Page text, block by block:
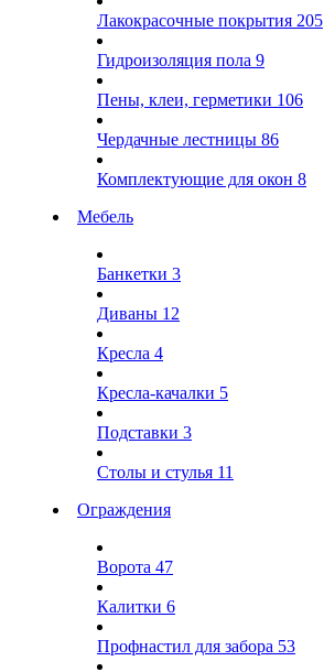
Лакокрасочные покрытия 205
Гидроизоляция пола 9
Пены, клеи, герметики 106
Чердачные лестницы 86
Комплектующие для окон 8
Мебель
Банкетки 3
Диваны 12
Кресла 4
Кресла-качалки 5
Подставки 3
Столы и стулья 11
Ограждения
Ворота 47
Калитки 6
Профнастил для забора 53